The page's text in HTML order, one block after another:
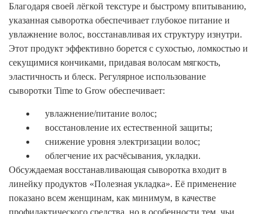
Благодаря своей лёгкой текстуре и быстрому впитыванию,
указанная сыворотка обеспечивает глубокое питание и
увлажнение волос, восстанавливая их структуру изнутри.
Этот продукт эффективно борется с сухостью, ломкостью и
секущимися кончиками, придавая волосам мягкость,
эластичность и блеск. Регулярное использование
сыворотки Time to Grow обеспечивает:
увлажнение/питание волос;
восстановление их естественной защиты;
снижение уровня электризации волос;
облегчение их расчёсывания, укладки.
Обсуждаемая восстанавливающая сыворотка входит в
линейку продуктов «Полезная укладка». Её применение
показано всем женщинам, как минимум, в качестве
профилактического средства, но в особенности тем, чьи